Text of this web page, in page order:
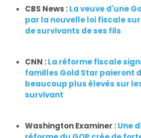
CBS News :La veuve d'une
par la nouvelle loi fiscale
de survivants de ses fils
CNN :La réforme fiscale
familles Gold Star paieront
beaucoup plus élevés sur
survivant
Washington Examiner :Une